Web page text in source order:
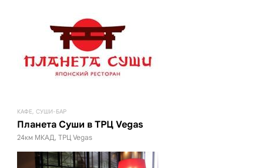
КАФЕ, СУШИ-БАР
Планета Суши в ТРЦ Vegas
24км МКАД, ТРЦ Vegas